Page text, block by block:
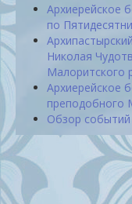
Архиерейское
по
Николая
Малоритского
Архиерейское
преподобного
Обзор событий